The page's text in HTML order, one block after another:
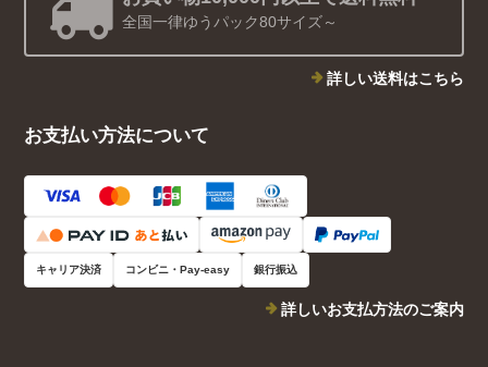
全国一律ゆうパック80サイズ～
詳しい送料はこちら
お支払い方法について
キャリア決済 コンビニ・Pay-easy 銀行振込
詳しいお支払方法のご案内